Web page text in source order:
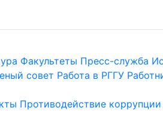
Факультеты Пресс-служба
совет Работа в РГГУ
Противодействие коррупции